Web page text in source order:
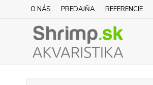
O NÁS PREDAJŇA REFERENCIE